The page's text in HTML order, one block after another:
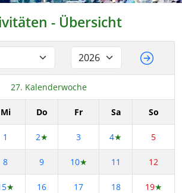
- Übersicht
27. Kalenderwoche
Mi Do Fr Sa So
1 2★ 3 4★ 5
8 9 10★ 11 12
★ 16 17 18 19★